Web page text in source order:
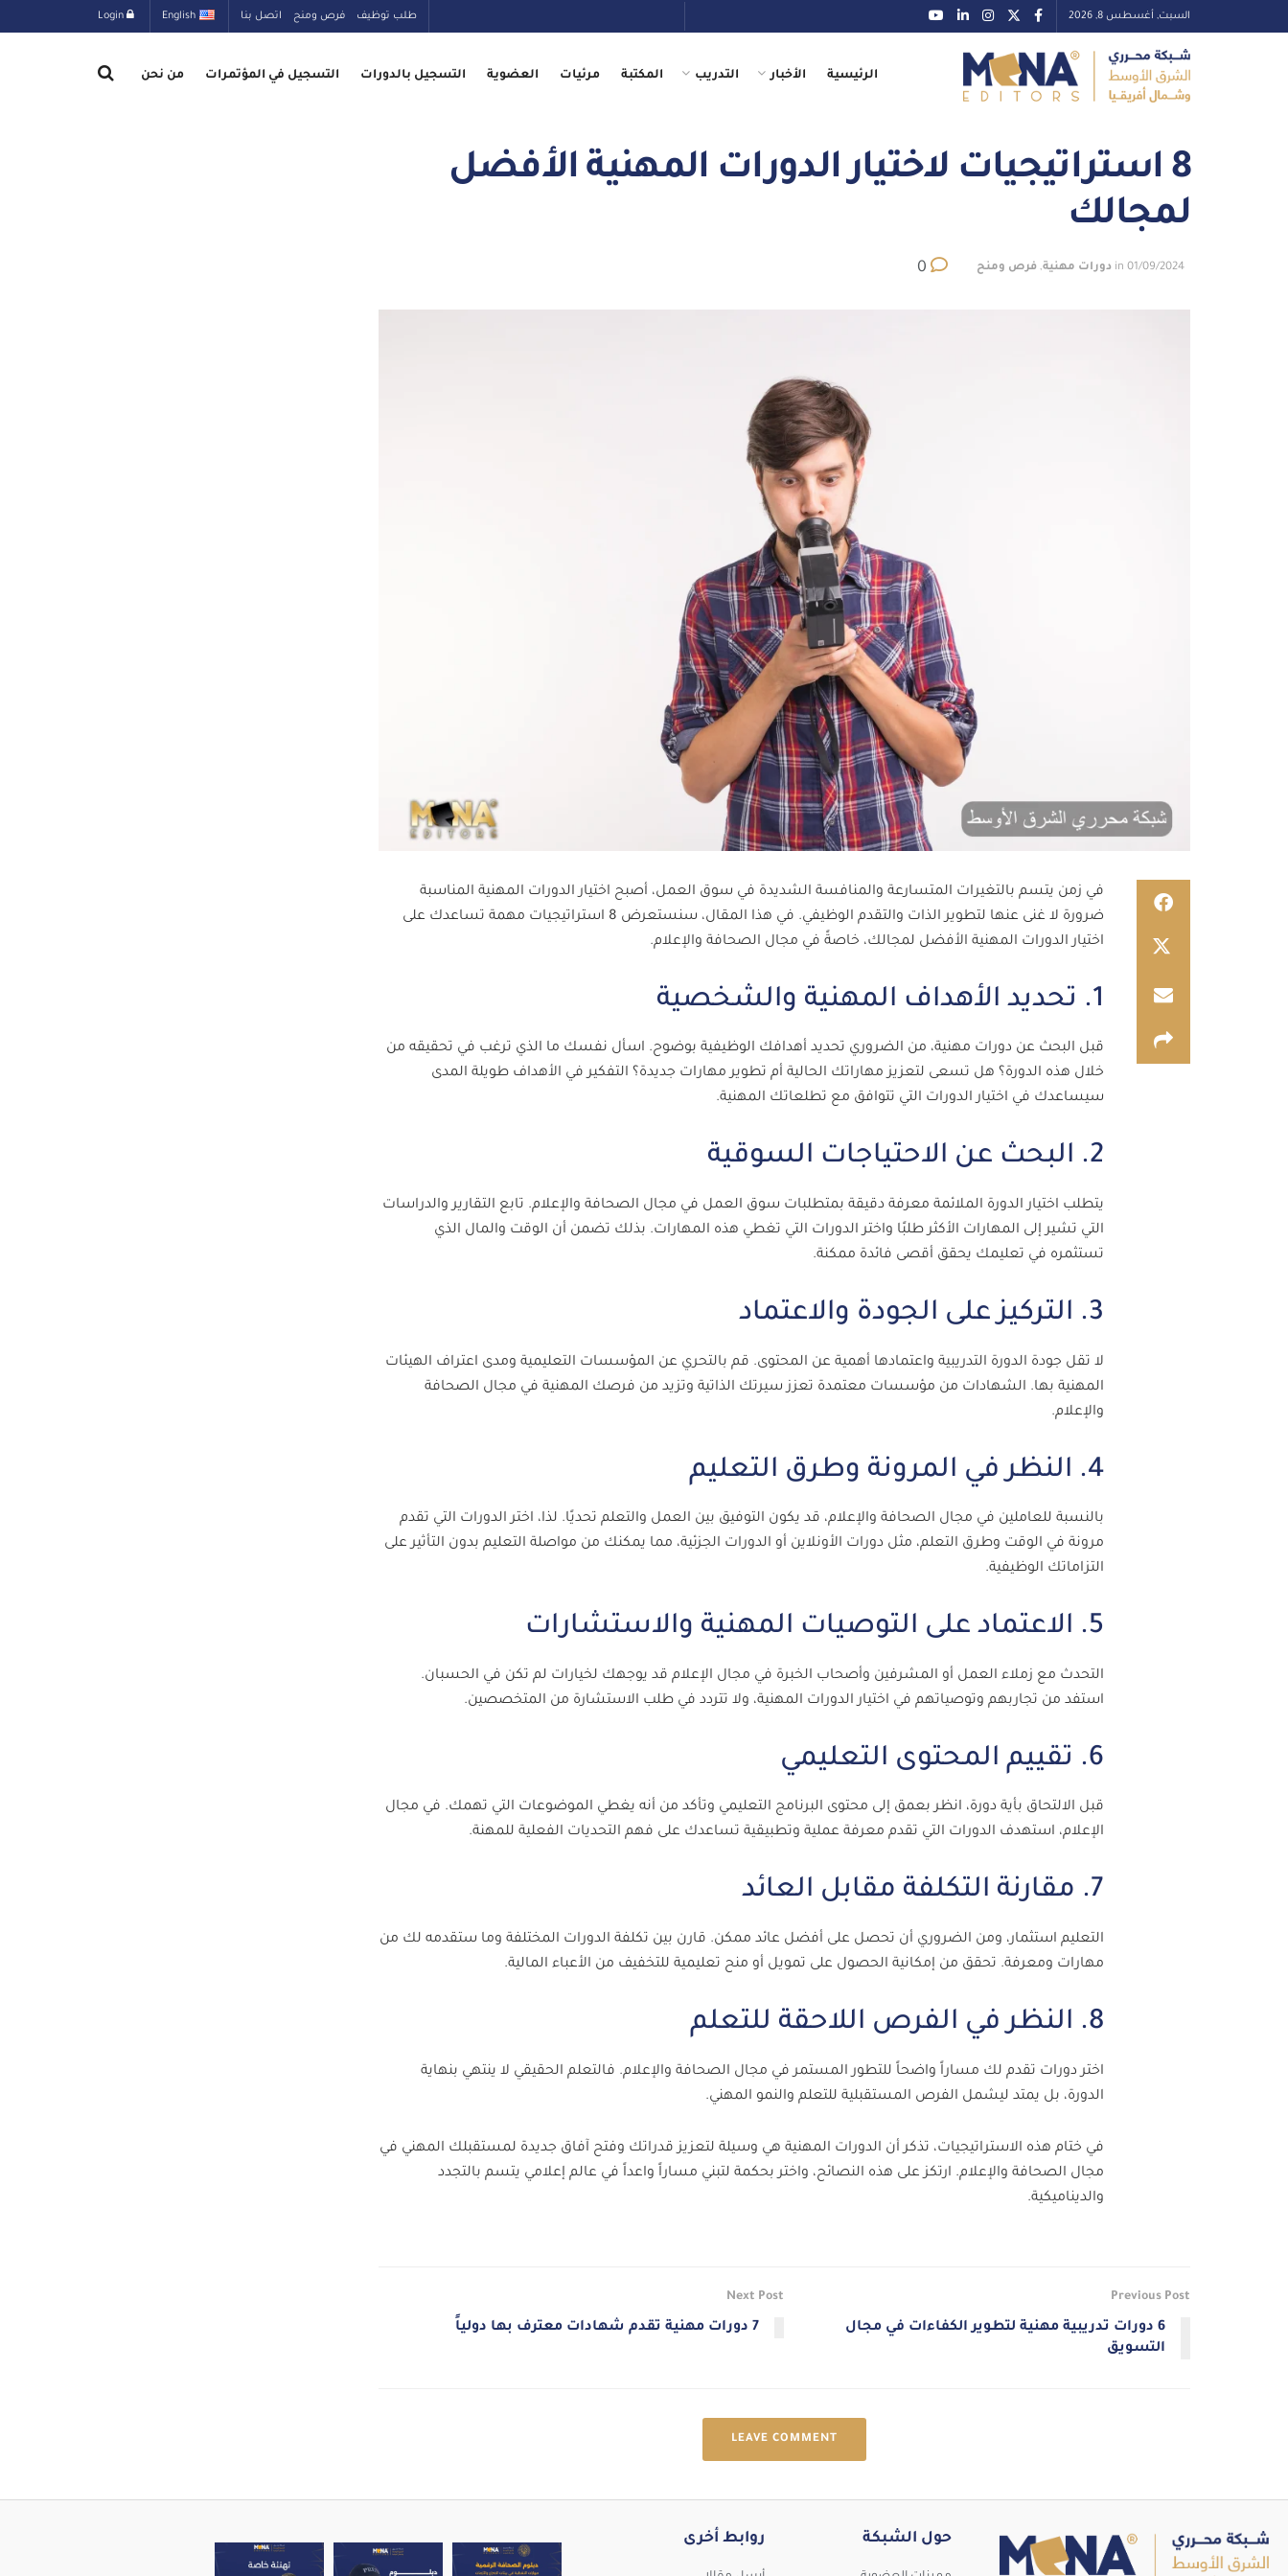
السبت, أغسطس 8, 2026 طلب توظيف فرص ومنح اتصل بنا English
الرئيسية الأخبار التدريب المكتبة مرئيات العضوية التسجيل بالدورات التسجيل في المؤتمرات من نحن
8 استراتيجيات لاختيار الدورات المهنية الأفضل
لمجالك
01/09/2024
in دورات مهنية, فرص ومنح
في زمن يتسم بالتغيرات المتسارعة والمنافسة الشديدة في سوق العمل، أصبح اختيار الدورات المهنية المناسبة
ضرورة لا غنى عنها لتطوير الذات والتقدم الوظيفي. في هذا المقال، سنستعرض 8 استراتيجيات مهمة تساعدك على
اختيار الدورات المهنية الأفضل لمجالك، خاصةً في مجال الصحافة والإعلام.
1. تحديد الأهداف المهنية والشخصية
قبل البحث عن دورات مهنية، من الضروري تحديد أهدافك الوظيفية بوضوح. اسأل نفسك ما الذي ترغب في تحقيقه من
خلال هذه الدورة؟ هل تسعى لتعزيز مهاراتك الحالية أم تطوير مهارات جديدة؟ التفكير في الأهداف طويلة المدى
سيساعدك في اختيار الدورات التي تتوافق مع تطلعاتك المهنية.
2. البحث عن الاحتياجات السوقية
يتطلب اختيار الدورة الملائمة معرفة دقيقة بمتطلبات سوق العمل في مجال الصحافة والإعلام. تابع التقارير والدراسات
التي تشير إلى المهارات الأكثر طلبًا واختر الدورات التي تغطي هذه المهارات. بذلك تضمن أن الوقت والمال الذي
تستثمره في تعليمك يحقق أقصى فائدة ممكنة.
3. التركيز على الجودة والاعتماد
لا تقل جودة الدورة التدريبية واعتمادها أهمية عن المحتوى. قم بالتحري عن المؤسسات التعليمية ومدى اعتراف الهيئات
المهنية بها. الشهادات من مؤسسات معتمدة تعزز سيرتك الذاتية وتزيد من فرصك المهنية في مجال الصحافة
والإعلام.
4. النظر في المرونة وطرق التعليم
بالنسبة للعاملين في مجال الصحافة والإعلام، قد يكون التوفيق بين العمل والتعلم تحديًا. لذا، اختر الدورات التي تقدم
مرونة في الوقت وطرق التعلم، مثل دورات الأونلاين أو الدورات الجزئية، مما يمكنك من مواصلة التعليم بدون التأثير على
التزاماتك الوظيفية.
5. الاعتماد على التوصيات المهنية والاستشارات
التحدث مع زملاء العمل أو المشرفين وأصحاب الخبرة في مجال الإعلام قد يوجهك لخيارات لم تكن في الحسبان.
استفد من تجاربهم وتوصياتهم في اختيار الدورات المهنية، ولا تتردد في طلب الاستشارة من المتخصصين.
6. تقييم المحتوى التعليمي
قبل الالتحاق بأية دورة، انظر بعمق إلى محتوى البرنامج التعليمي وتأكد من أنه يغطي الموضوعات التي تهمك. في مجال
الإعلام، استهدف الدورات التي تقدم معرفة عملية وتطبيقية تساعدك على فهم التحديات الفعلية للمهنة.
7. مقارنة التكلفة مقابل العائد
التعليم استثمار، ومن الضروري أن تحصل على أفضل عائد ممكن. قارن بين تكلفة الدورات المختلفة وما ستقدمه لك من
مهارات ومعرفة. تحقق من إمكانية الحصول على تمويل أو منح تعليمية للتخفيف من الأعباء المالية.
8. النظر في الفرص اللاحقة للتعلم
اختر دورات تقدم لك مساراً واضحاً للتطور المستمر في مجال الصحافة والإعلام. فالتعلم الحقيقي لا ينتهي بنهاية
الدورة، بل يمتد ليشمل الفرص المستقبلية للتعلم والنمو المهني.
في ختام هذه الاستراتيجيات، تذكر أن الدورات المهنية هي وسيلة لتعزيز قدراتك وفتح آفاق جديدة لمستقبلك المهني في
مجال الصحافة والإعلام. ارتكز على هذه النصائح، واختر بحكمة لتبني مساراً واعداً في عالم إعلامي يتسم بالتجدد
والديناميكية.
Previous Post
6 دورات تدريبية مهنية لتطوير الكفاءات في مجال
التسويق
Next Post
7 دورات مهنية تقدم شهادات معترف بها دولياً
LEAVE COMMENT
حول الشبكة روابط أخرى
ما الشهادات التي يحصل عليها المشارك؟ يحصل المشا
نرحّب بانضمام الزميل الإعلامي سمير أبو شمالة إلى م